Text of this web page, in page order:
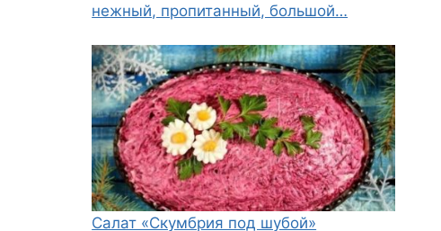
нежный, пропитанный, большой…
Салат «Скумбрия под шубой»